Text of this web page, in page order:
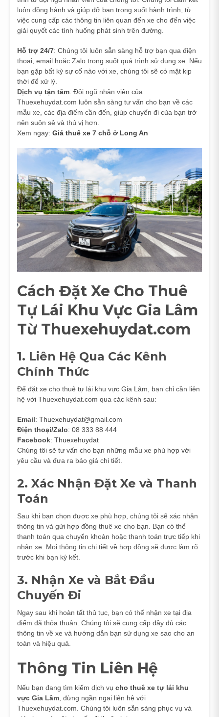
luôn đồng hành và giúp đỡ bạn trong suốt hành trình, từ
việc cung cấp các thông tin liên quan đến xe cho đến việc
giải quyết các tình huống phát sinh trên đường.
Hỗ trợ 24/7: Chúng tôi luôn sẵn sàng hỗ trợ bạn qua điện
thoại, email hoặc Zalo trong suốt quá trình sử dụng xe. Nếu
bạn gặp bất kỳ sự cố nào với xe, chúng tôi sẽ có mặt kịp
thời để xử lý.
Dịch vụ tận tâm: Đội ngũ nhân viên của
Thuexehuydat.com luôn sẵn sàng tư vấn cho bạn về các
mẫu xe, các địa điểm cần đến, giúp chuyến đi của bạn trở
nên suôn sẻ và thú vị hơn.
Xem ngay: Giá thuê xe 7 chỗ ở Long An
Cách Đặt Xe Cho Thuê
Tự Lái Khu Vực Gia Lâm
Từ Thuexehuydat.com
1. Liên Hệ Qua Các Kênh
Chính Thức
Để đặt xe cho thuê tự lái khu vực Gia Lâm, bạn chỉ cần liên
hệ với Thuexehuydat.com qua các kênh sau:
Email: Thuexehuydat@gmail.com
Điện thoại/Zalo: 08 333 88 444
Facebook: Thuexehuydat
Chúng tôi sẽ tư vấn cho bạn những mẫu xe phù hợp với
yêu cầu và đưa ra báo giá chi tiết.
2. Xác Nhận Đặt Xe và Thanh
Toán
Sau khi bạn chọn được xe phù hợp, chúng tôi sẽ xác nhận
thông tin và gửi hợp đồng thuê xe cho bạn. Bạn có thể
thanh toán qua chuyển khoản hoặc thanh toán trực tiếp khi
nhận xe. Mọi thông tin chi tiết về hợp đồng sẽ được làm rõ
trước khi bạn ký kết.
3. Nhận Xe và Bắt Đầu
Chuyến Đi
Ngay sau khi hoàn tất thủ tục, bạn có thể nhận xe tại địa
điểm đã thỏa thuận. Chúng tôi sẽ cung cấp đầy đủ các
thông tin về xe và hướng dẫn bạn sử dụng xe sao cho an
toàn và hiệu quả.
Thông Tin Liên Hệ
Nếu bạn đang tìm kiếm dịch vụ cho thuê xe tự lái khu
vực Gia Lâm, đừng ngần ngại liên hệ với
Thuexehuydat.com. Chúng tôi luôn sẵn sàng phục vụ và